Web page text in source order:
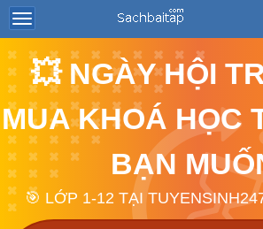
💥 NGÀY HỘI
MUA KHOÁ HỌC
BẠN
🎯 LỚP 1-12 TẠI